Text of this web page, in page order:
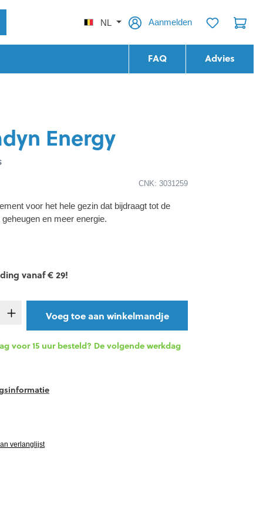
NL Aanmelden
FAQ Advies
Energy
CNK: 3031259
voor het hele gezin dat bijdraagt tot de
en meer energie.
vanaf € 29!
Voeg toe aan winkelmandje
voor 15 uur besteld? De volgende werkdag
verlanglijst